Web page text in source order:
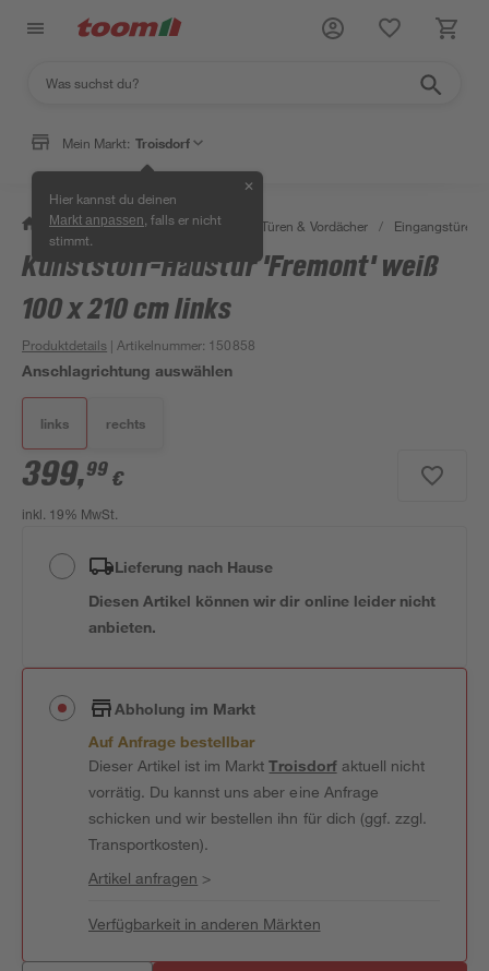
Mein Markt: Troisdorf
Hier kannst du deinen
Markt anpassen , falls er nicht
stimmt.
✕
/ Bauen & Renovieren / Fenster, Türen & Vordächer / Eingangstüren
Kunststoff-Haustür 'Fremont' weiß
100 x 210 cm links
Produktdetails | Artikelnummer: 150858
Anschlagrichtung auswählen
links rechts
399,99 €
inkl. 19% MwSt.
Lieferung nach Hause
Diesen Artikel können wir dir online leider nicht
anbieten.
Abholung im Markt
Auf Anfrage bestellbar
Dieser Artikel ist im MarktTroisdorfaktuell nicht
vorrätig. Du kannst uns aber eine Anfrage
schicken und wir bestellen ihn für dich (ggf. zzgl.
Transportkosten).
Artikel anfragen >
Verfügbarkeit in anderen Märkten